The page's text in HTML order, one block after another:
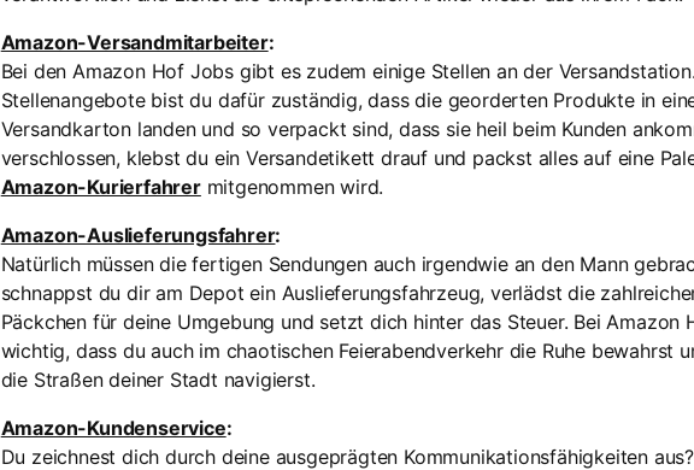
Amazon-Versandmitarbeiter:
Bei den Amazon Hof Jobs gibt es zudem einige Stellen an der
Stellenangebote bist du dafür zuständig, dass die georderten Produkte in
Versandkarton landen und so verpackt sind, dass sie heil beim Kunden
verschlossen, klebst du ein Versandetikett drauf und packst alles auf eine
Amazon-Kurierfahrermitgenommen wird.
Amazon-Auslieferungsfahrer:
Natürlich müssen die fertigen Sendungen auch irgendwie an den Mann
schnappst du dir am Depot ein Auslieferungsfahrzeug, verlädst die
Päckchen für deine Umgebung und setzt dich hinter das Steuer. Bei Amazon
wichtig, dass du auch im chaotischen Feierabendverkehr die Ruhe bewahrst
die Straßen deiner Stadt navigierst.
Amazon-Kundenservice:
Du zeichnest dich durch deine ausgeprägten Kommunikationsfähigkeiten